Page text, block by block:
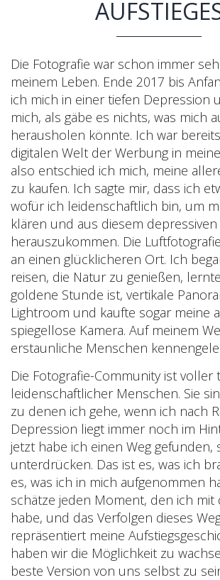
Die Fotografie war schon immer
meinem Leben. Ende 2017 bis
ich mich in einer tiefen Depression
mich, als gäbe es nichts, was mich
herausholen könnte. Ich war
digitalen Welt der Werbung in
also entschied ich mich, meine
zu kaufen. Ich sagte mir, dass ich
wofür ich leidenschaftlich bin, um
klären und aus diesem
herauszukommen. Die
an einen glücklicheren Ort. Ich
reisen, die Natur zu genießen,
goldene Stunde ist, vertikale
Lightroom und kaufte sogar meine
spiegellose Kamera. Auf meinem
erstaunliche Menschen
Die Fotografie-Community ist
leidenschaftlicher Menschen. Sie
zu denen ich gehe, wenn ich nach
Depression liegt immer noch im
jetzt habe ich einen Weg gefunden,
unterdrücken. Das ist es, was ich
es, was ich in mich aufgenommen
schätze jeden Moment, den ich mit
habe, und das Verfolgen dieses
repräsentiert meine
haben wir die Möglichkeit zu
beste Version von uns selbst zu